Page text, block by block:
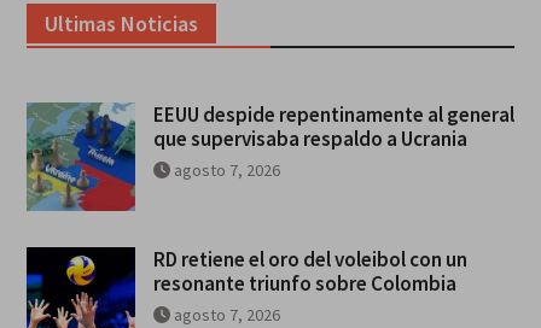
Ultimas Noticias
EEUU despide repentinamente al general
que supervisaba respaldo a Ucrania
agosto 7, 2026
RD retiene el oro del voleibol con un
resonante triunfo sobre Colombia
agosto 7, 2026